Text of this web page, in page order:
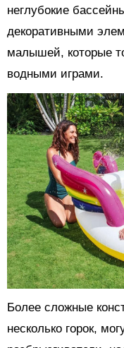
неглубокие
декоративными
малышей, которые
водными играми.
Более сложные
несколько горок,